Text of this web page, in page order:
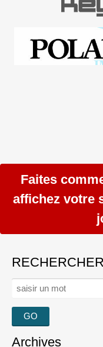
Faites
affichez votre
RECHERCHER
Rechercher :
Archives